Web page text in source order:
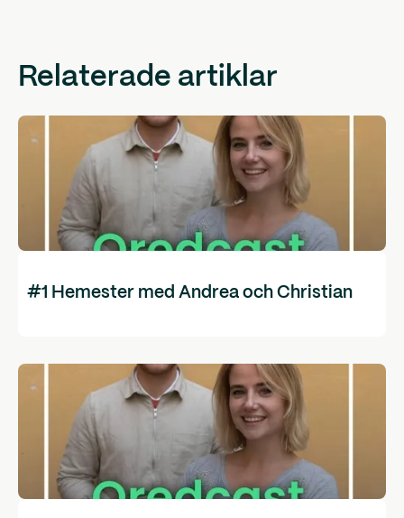
Relaterade artiklar
#1 Hemester med Andrea och Christian